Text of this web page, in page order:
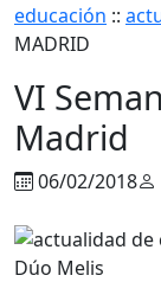
educación ::
MADRID
VI
Madrid
06/02/2018
Dúo Melis